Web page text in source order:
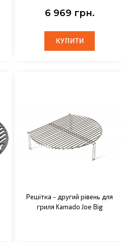
6 969 грн.
КУПИТИ
КУПИТИ
Решітка - другий рівень для
гриля Kamado Joe Big